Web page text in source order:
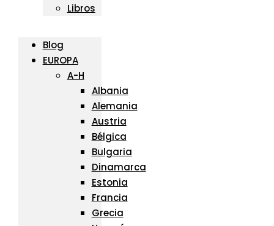
Libros
Blog
EUROPA
A-H
Albania
Alemania
Austria
Bélgica
Bulgaria
Dinamarca
Estonia
Francia
Grecia